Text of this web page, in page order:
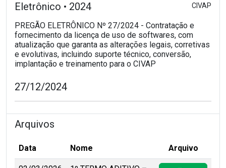
Eletrônico • 2024 CIVAP
PREGÃO ELETRÔNICO Nº 27/2024 - Contratação e
fornecimento da licença de uso de softwares, com
atualização que garanta as alterações legais, corretivas
e evolutivas, incluindo suporte técnico, conversão,
implantação e treinamento para o CIVAP
27/12/2024
Arquivos
Data Nome Arquivo